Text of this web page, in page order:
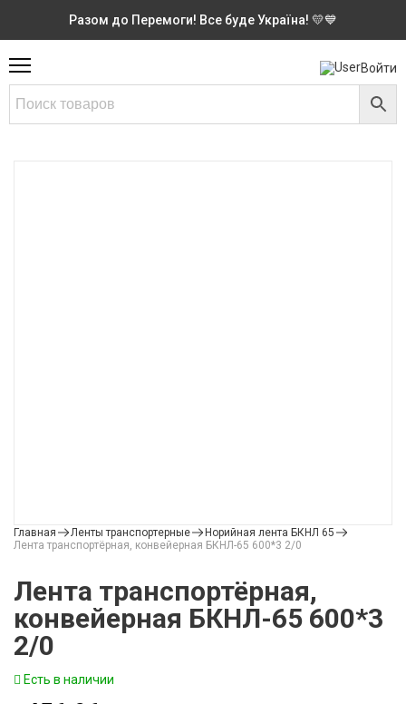
Разом до Перемоги! Все буде Україна! 💛💙
Войти
Главная Ленты транспортерные
Норийная лента БКНЛ 65
Лента транспортёрная, конвейерная БКНЛ-65 600*3 2/0
Лента транспортёрная,
конвейерная БКНЛ-65 600*3
2/0
Есть в наличии